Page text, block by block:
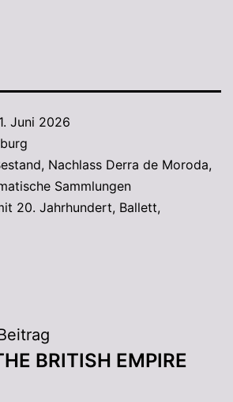
1. Juni 2026
, Nachlass Derra de Moroda,
Sammlungen
20. Jahrhundert, Ballett,
BRITISH EMPIRE